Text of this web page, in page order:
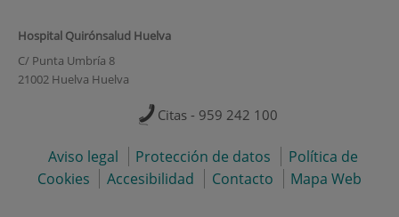
Hospital Quirónsalud Huelva
C/ Punta Umbría 8
21002 Huelva Huelva
Citas - 959 242 100
Aviso legal Protección de datos
Política de
Cookies
Accesibilidad Contacto Mapa Web